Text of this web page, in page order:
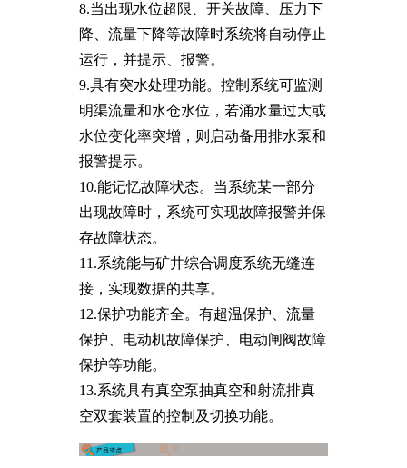
8.当出现水位超限、开关故障、压力下
降、流量下降等故障时系统将自动停止
运行，并提示、报警。
9.具有突水处理功能。控制系统可监测
明渠流量和水仓水位，若涌水量过大或
水位变化率突增，则启动备用排水泵和
报警提示。
10.能记忆故障状态。当系统某一部分
出现故障时，系统可实现故障报警并保
存故障状态。
11.系统能与矿井综合调度系统无缝连
接，实现数据的共享。
12.保护功能齐全。有超温保护、流量
保护、电动机故障保护、电动闸阀故障
保护等功能。
13.系统具有真空泵抽真空和射流排真
空双套装置的控制及切换功能。